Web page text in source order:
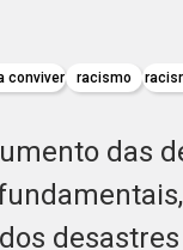
conviver racismo
das